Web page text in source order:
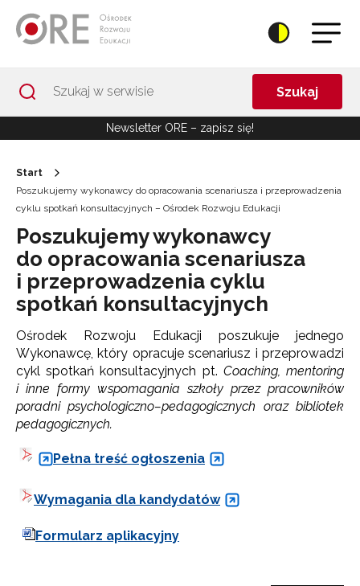
Szukaj
Newsletter ORE – zapisz się!
Start
Poszukujemy wykonawcy do opracowania scenariusza i przeprowadzenia
cyklu spotkań konsultacyjnych – Ośrodek Rozwoju Edukacji
Poszukujemy wykonawcy
do opracowania scenariusza
i przeprowadzenia cyklu
spotkań konsultacyjnych
Ośrodek Rozwoju Edukacji poszukuje jednego
Wykonawcę, który opracuje scenariusz i przeprowadzi
cykl spotkań konsultacyjnych pt. Coaching, mentoring
i inne formy wspomagania szkoły przez pracowników
poradni psychologiczno–pedagogicznych oraz bibliotek
pedagogicznych.
Pełna treść ogłoszenia
Wymagania dla kandydatów
Formularz aplikacyjny